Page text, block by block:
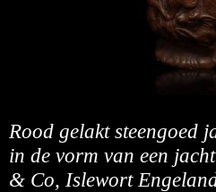
Rood gelakt steengoed
in de vorm van een
& Co, Islewort